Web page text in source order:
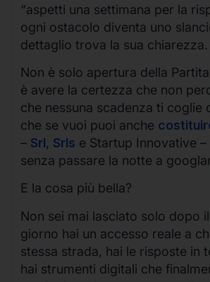
“aspetti una settimana per la
ogni ostacolo diventa uno
dettaglio trova la sua chiarezza.
Non è solo apertura della
è avere la certezza che non
che nessuna scadenza ti coglie
che se vuoi puoi anche
– Srl, Srls e Startup Innovative
senza passare la notte a
E la cosa più bella?
Non sei mai lasciato solo dopo
giorno hai un accesso reale a
stessa strada, hai le risposte in
hai strumenti digitali che